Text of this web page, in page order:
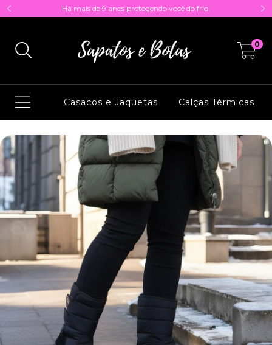
Há mais de 9 anos protegendo você do frio.
0
Casacos e Jaquetas Calças Térmicas